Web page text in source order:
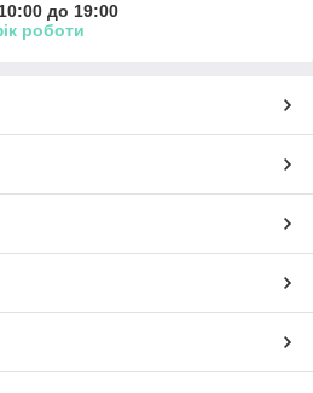
до 19:00
роботи